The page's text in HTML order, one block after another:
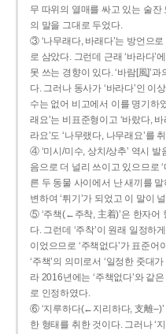
무 따위의 열매를 싸고 있는 술잔
의 말을 그대로 두었다.
③ ‘나무래다, 바래다’는 방언으
로 삼았다. 그런데 근래 ‘바라다’
못 쓰는 경향이 있다. ‘바람[風]’
다. 그러나 동사가 ‘바라다’인 이
수는 없어 비고에서 이를 명기하
래요’는 비표준형이고 ‘바랐다,
라요’도 ‘나무랬다, 나무래요’를
④ ‘미시/미수, 상치/상추’ 역시 발
음으로 더 널리 쓰이고 있으므로
른 두 동물 사이에서 난 새끼를 말
변하여 ‘튀기’가 되었고 이 말이
⑤ ‘주책(←주착, 主着)’은 한자어
다. 그런데 ‘주착’이 원래 일정하
이었으므로 ‘주책없다’가 표준어
‘주책’의 의미로서 ‘일정한 줏대
라 2016년에는 ‘주책없다’와 같
로 인정하였다.
⑥ ‘지루하다(←지리하다, 支離--
한 형태를 취한 것이다. 그러나 ‘